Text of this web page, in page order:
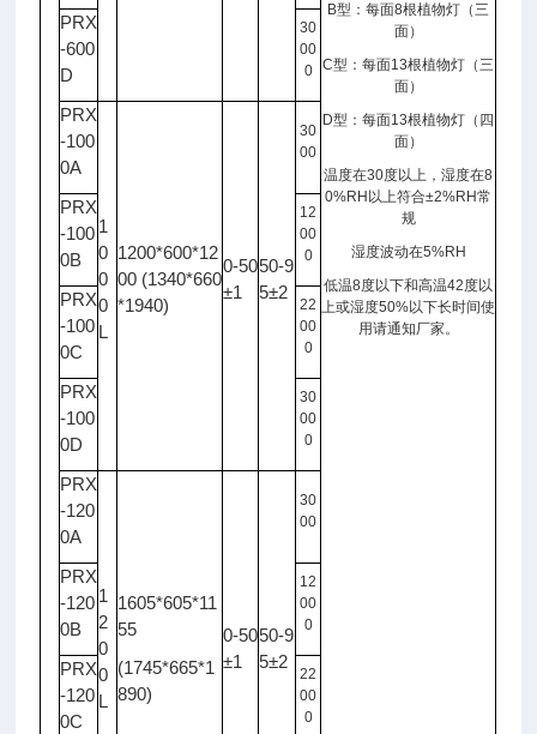
B型：每面8根植物灯（三
面）
C型：每面13根植物灯（三
面）
D型：每面13根植物灯（四
面）
温度在30度以上，湿度在8
0%RH 以上符合±2%RH常
规
湿度波动在5%RH
低温8度以下和高温42度以
上或湿度50%以下长时间使
用请通知厂家。
PRX
-600
D
30
00
0
PRX
-100
0A
1
0
0
0
L
1200*600*12
00 (1340*660
*1940)
0-50
±1
50-9
5±2
30
00
PRX
-100
0B
12
00
0
PRX
-100
0C
22
00
0
PRX
-100
0D
30
00
0
PRX
-120
0A
1
2
0
0
L
1605*605*11
55
(1745*665*1
890)
0-50
±1
50-9
5±2
30
00
PRX
-120
0B
12
00
0
PRX
-120
0C
22
00
0